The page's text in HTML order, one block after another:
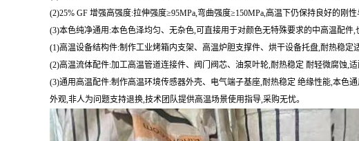
(2)25% GF 增强高强度:拉伸强度≥95MPa,弯曲强度≥150MPa,高温下仍保持良好的刚
(3)本色纯净通用:本色色泽均匀、无杂色,可直接用于对颜色无特殊要求的中高温配
(1)高温设备结构件:制作工业烤箱内支架、高温炉胆支撑件、烘干设备托盘,耐热稳定
(2)高温流体配件:加工高温管道连接件、阀门阀芯、油泵叶轮,耐热稳定 耐轻微腐蚀,
(3)通用高温配件:制作高温环境传感器外壳、电气端子基座,耐热稳定 绝缘性能,本色
外观,非人为问题支持退换,技术团队提供高温场景使用指导,采购无忧。